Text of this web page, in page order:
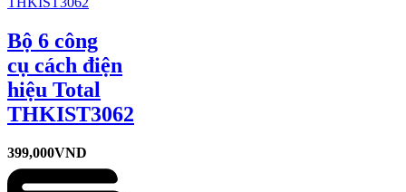
Bộ 6 công
cụ cách điện
hiệu Total
THKIST3062
399,000VND